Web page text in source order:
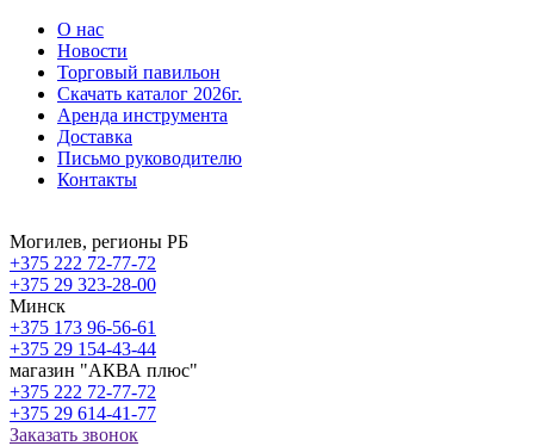
О нас
Новости
Торговый павильон
Скачать каталог 2026г.
Аренда инструмента
Доставка
Письмо руководителю
Контакты
Могилев, регионы РБ
+375 222 72-77-72
+375 29 323-28-00
Минск
+375 173 96-56-61
+375 29 154-43-44
магазин "АКВА плюс"
+375 222 72-77-72
+375 29 614-41-77
Заказать звонок